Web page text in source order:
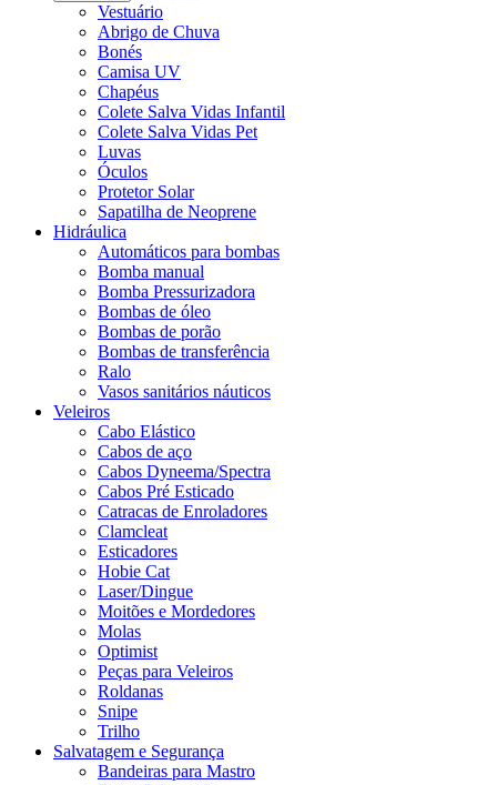
Vestuário
Abrigo de Chuva
Bonés
Camisa UV
Chapéus
Colete Salva Vidas Infantil
Colete Salva Vidas Pet
Luvas
Óculos
Protetor Solar
Sapatilha de Neoprene
Hidráulica
Automáticos para bombas
Bomba manual
Bomba Pressurizadora
Bombas de óleo
Bombas de porão
Bombas de transferência
Ralo
Vasos sanitários náuticos
Veleiros
Cabo Elástico
Cabos de aço
Cabos Dyneema/Spectra
Cabos Pré Esticado
Catracas de Enroladores
Clamcleat
Esticadores
Hobie Cat
Laser/Dingue
Moitões e Mordedores
Molas
Optimist
Peças para Veleiros
Roldanas
Snipe
Trilho
Salvatagem e Segurança
Bandeiras para Mastro